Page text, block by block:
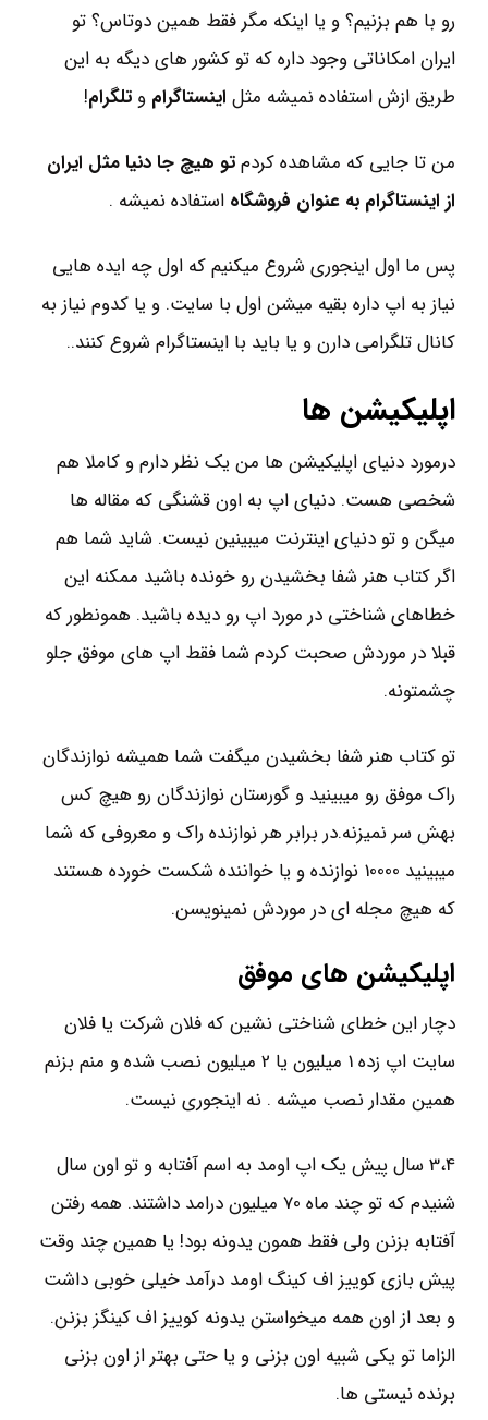
رو با هم بزنیم؟ و یا اینکه مگر فقط همین دوتاس؟ تو
ایران امکاناتی وجود داره که تو کشور های دیگه به این
طریق ازش استفاده نمیشه مثل اینستاگرام وتلگرام!
من تا جایی که مشاهده کردمتو هیچ جا دنیا مثل ایران
از اینستاگرام به عنوان فروشگاه استفاده نمیشه .
پس ما اول اینجوری شروع میکنیم که اول چه ایده هایی
نیاز به اپ داره بقیه میشن اول با سایت. و یا کدوم نیاز به
کانال تلگرامی دارن و یا باید با اینستاگرام شروع کنند..
اپلیکیشن ها
درمورد دنیای اپلیکیشن ها من یک نظر دارم و کاملا هم
شخصی هست. دنیای اپ به اون قشنگی که مقاله ها
میگن و تو دنیای اینترنت میبینین نیست. شاید شما هم
اگر کتاب هنر شفا بخشیدن رو خونده باشید ممکنه این
خطاهای شناختی در مورد اپ رو دیده باشید. همونطور که
قبلا در موردش صحبت کردم شما فقط اپ های موفق جلو
چشمتونه.
تو کتاب هنر شفا بخشیدن میگفت شما همیشه نوازندگان
راک موفق رو میبینید و گورستان نوازندگان رو هیچ کس
بهش سر نمیزنه.در برابر هر نوازنده راک و معروفی که شما
میبینید 10000 نوازنده و یا خواننده شکست خورده هستند
که هیچ مجله ای در موردش نمینویسن.
اپلیکیشن های موفق
دچار این خطای شناختی نشین که فلان شرکت یا فلان
سایت اپ زده 1 میلیون یا 2 میلیون نصب شده و منم بزنم
همین مقدار نصب میشه . نه اینجوری نیست.
3،4 سال پیش یک اپ اومد به اسم آفتابه و تو اون سال
شنیدم که تو چند ماه 70 میلیون درامد داشتند. همه رفتن
آفتابه بزنن ولی فقط همون یدونه بود! یا همین چند وقت
پیش بازی کوییز اف کینگ اومد درآمد خیلی خوبی داشت
و بعد از اون همه میخواستن یدونه کوییز اف کینگز بزنن.
الزاما تو یکی شبیه اون بزنی و یا حتی بهتر از اون بزنی
برنده نیستی ها.